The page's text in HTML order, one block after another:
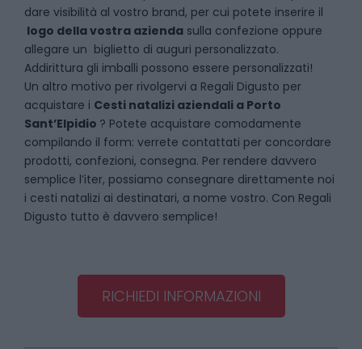
dare visibilità al vostro brand, per cui potete inserire il
logo della vostra azienda sulla confezione oppure
allegare un biglietto di auguri personalizzato.
Addirittura gli imballi possono essere personalizzati!
Un altro motivo per rivolgervi a Regali Digusto per
acquistare i Cesti natalizi aziendali a Porto
Sant’Elpidio ? Potete acquistare comodamente
compilando il form: verrete contattati per concordare
prodotti, confezioni, consegna. Per rendere davvero
semplice l’iter, possiamo consegnare direttamente noi
i cesti natalizi ai destinatari, a nome vostro. Con Regali
Digusto tutto è davvero semplice!
RICHIEDI INFORMAZIONI